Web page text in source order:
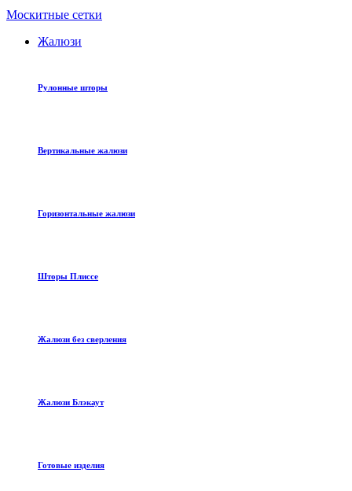
Москитные сетки
Жалюзи
Рулонные шторы
Вертикальные жалюзи
Горизонтальные жалюзи
Шторы Плиссе
Жалюзи без сверления
Жалюзи Блэкаут
Готовые изделия